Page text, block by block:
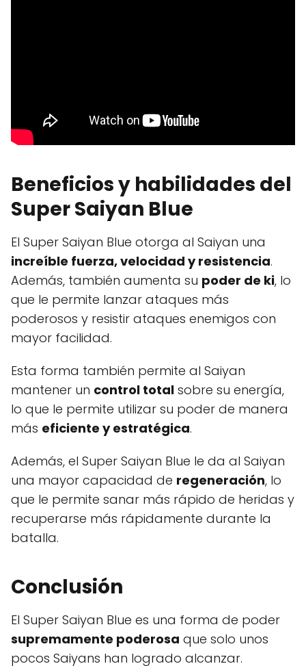
Beneficios y habilidades del
Super Saiyan Blue
El Super Saiyan Blue otorga al Saiyan una
increíble fuerza, velocidad y resistencia.
Además, también aumenta su poder de ki, lo
que le permite lanzar ataques más
poderosos y resistir ataques enemigos con
mayor facilidad.
Esta forma también permite al Saiyan
mantener un control total sobre su energía,
lo que le permite utilizar su poder de manera
más eficiente y estratégica.
Además, el Super Saiyan Blue le da al Saiyan
una mayor capacidad de regeneración, lo
que le permite sanar más rápido de heridas y
recuperarse más rápidamente durante la
batalla.
Conclusión
El Super Saiyan Blue es una forma de poder
supremamente poderosa que solo unos
pocos Saiyans han logrado alcanzar.